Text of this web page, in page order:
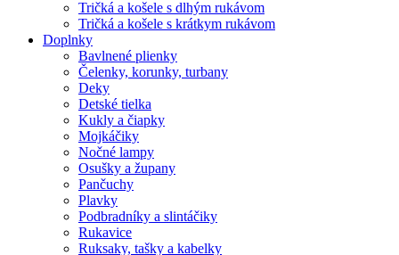
Tričká a košele s dlhým rukávom
Tričká a košele s krátkym rukávom
Doplnky
Bavlnené plienky
Čelenky, korunky, turbany
Deky
Detské tielka
Kukly a čiapky
Mojkáčiky
Nočné lampy
Osušky a župany
Pančuchy
Plavky
Podbradníky a slintáčiky
Rukavice
Ruksaky, tašky a kabelky